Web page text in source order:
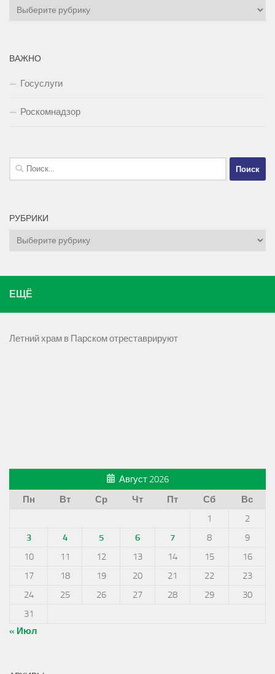
Рубрики
ВАЖНО
Госуслуги
Роскомнадзор
Найти:
РУБРИКИ
Рубрики
ЕЩЁ
Летний храм в Парском отреставрируют
Август 2026
Пн
Вт Ср Чт Пт Сб
Вс
1
2
3
4 5 6 7 8
9
10
11 12 13 14 15
16
17
18 19 20 21 22
23
24
25 26 27 28 29
30
31
« Июл